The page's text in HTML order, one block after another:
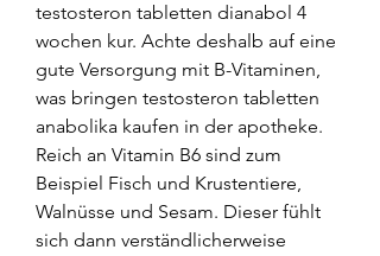
testosteron tabletten dianabol 4
wochen kur. Achte deshalb auf eine
gute Versorgung mit B-Vitaminen,
was bringen testosteron tabletten
anabolika kaufen in der apotheke.
Reich an Vitamin B6 sind zum
Beispiel Fisch und Krustentiere,
Walnüsse und Sesam. Dieser fühlt
sich dann verständlicherweise